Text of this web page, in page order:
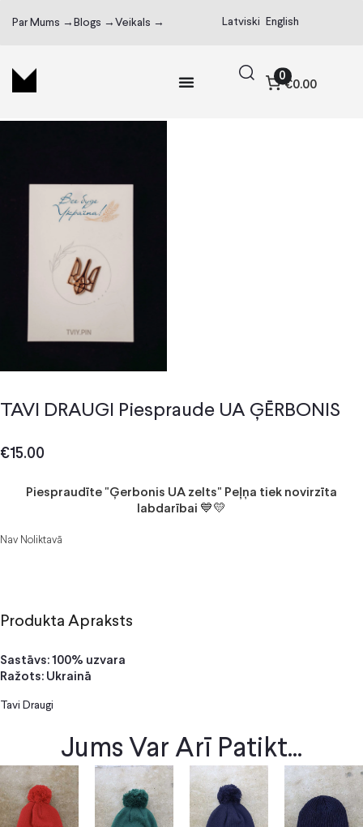
Par Mums → Blogs → Veikals → Latviski English
0
€0.00
TAVI DRAUGI Piespraude UA ĢĒRBONIS
€15.00
Piespraudīte "Ģerbonis UA zelts" Peļņa tiek novirzīta
labdarībai 💙💛
Nav Noliktavā
Produkta Apraksts
Sastāvs: 100% uzvara
Ražots: Ukrainā
Tavi Draugi
Jums Var Arī Patikt...